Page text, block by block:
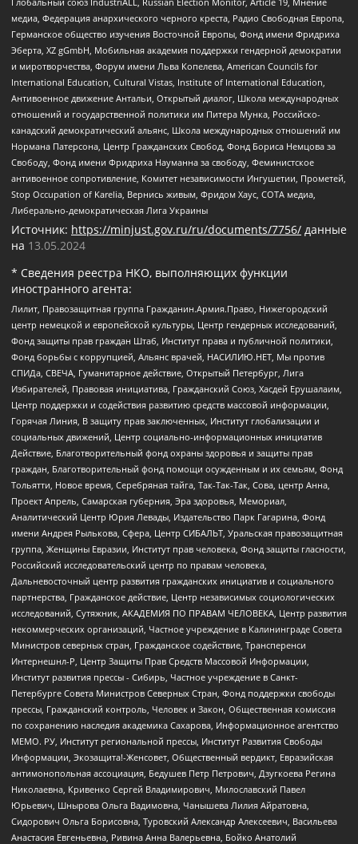
медиа, Федерация анархического черного креста, Радио Свободная Европа,
Германское общество изучения Восточной Европы, Фонд имени Фридриха
Эберта, XZ gGmbH, Мобильная академия поддержки гендерной демократии
и миротворчества, Форум имени Льва Копелева, American Councils for
International Education, Cultural Vistas, Institute of International Education,
Антивоенное движение Антальи, Открытый диалог, Школа международных
отношений и государственной политики им Питера Мунка, Российско-
канадский демократический альянс, Школа международных отношений им
Нормана Патерсона, Центр Гражданских Свобод, Фонд Бориса Немцова за
Свободу, Фонд имени Фридриха Науманна за свободу, Феминистское
антивоенное сопротивление, Комитет независимости Ингушетии, Прометей,
Stop Occupation of Karelia, Вернись живым, Фридом Хаус, СОТА медиа,
Либерально-демократическая Лига Украины
Источник: https://minjust.gov.ru/ru/documents/7756/ данные
на 13.05.2024
* Сведения реестра НКО, выполняющих функции
иностранного агента:
Лилит, Правозащитная группа Гражданин.Армия.Право, Нижегородский
центр немецкой и европейской культуры, Центр гендерных исследований,
Фонд защиты прав граждан Штаб, Институт права и публичной политики,
Фонд борьбы с коррупцией, Альянс врачей, НАСИЛИЮ.НЕТ, Мы против
СПИДа, СВЕЧА, Гуманитарное действие, Открытый Петербург, Лига
Избирателей, Правовая инициатива, Гражданский Союз, Хасдей Ерушалаим,
Центр поддержки и содействия развитию средств массовой информации,
Горячая Линия, В защиту прав заключенных, Институт глобализации и
социальных движений, Центр социально-информационных инициатив
Действие, Благотворительный фонд охраны здоровья и защиты прав
граждан, Благотворительный фонд помощи осужденным и их семьям, Фонд
Тольятти, Новое время, Серебряная тайга, Так-Так-Так, Сова, центр Анна,
Проект Апрель, Самарская губерния, Эра здоровья, Мемориал,
Аналитический Центр Юрия Левады, Издательство Парк Гагарина, Фонд
имени Андрея Рылькова, Сфера, Центр СИБАЛЬТ, Уральская правозащитная
группа, Женщины Евразии, Институт прав человека, Фонд защиты гласности,
Российский исследовательский центр по правам человека,
Дальневосточный центр развития гражданских инициатив и социального
партнерства, Гражданское действие, Центр независимых социологических
исследований, Сутяжник, АКАДЕМИЯ ПО ПРАВАМ ЧЕЛОВЕКА, Центр развития
некоммерческих организаций, Частное учреждение в Калининграде Совета
Министров северных стран, Гражданское содействие, Трансперенси
Интернешнл-Р, Центр Защиты Прав Средств Массовой Информации,
Институт развития прессы - Сибирь, Частное учреждение в Санкт-
Петербурге Совета Министров Северных Стран, Фонд поддержки свободы
прессы, Гражданский контроль, Человек и Закон, Общественная комиссия
по сохранению наследия академика Сахарова, Информационное агентство
МЕМО. РУ, Институт региональной прессы, Институт Развития Свободы
Информации, Экозащита!-Женсовет, Общественный вердикт, Евразийская
антимонопольная ассоциация, Бедушев Петр Петрович, Дзугкоева Регина
Николаевна, Кривенко Сергей Владимирович, Милославский Павел
Юрьевич, Шнырова Ольга Вадимовна, Чанышева Лилия Айратовна,
Сидорович Ольга Борисовна, Туровский Александр Алексеевич, Васильева
Анастасия Евгеньевна, Ривина Анна Валерьевна, Бойко Анатолий